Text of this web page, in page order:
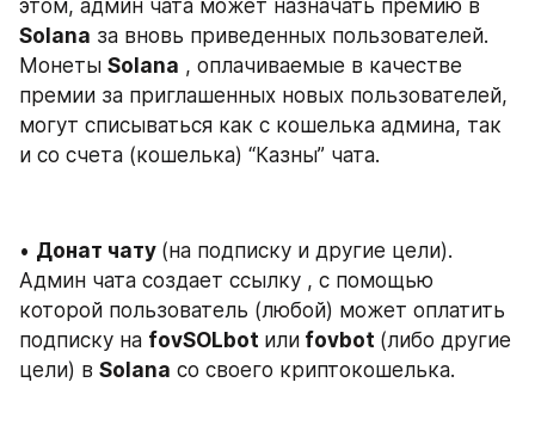
Solana за вновь приведенных пользователей.
Монеты Solana , оплачиваемые в качестве
премии за приглашенных новых пользователей,
могут списываться как с кошелька админа, так
и со счета (кошелька) “Казны” чата.
• Донат чату (на подписку и другие цели).
Админ чата создает ссылку , с помощью
которой пользователь (любой) может оплатить
подписку на fovSOLbot или fovbot (либо другие
цели) в Solana со своего криптокошелька.